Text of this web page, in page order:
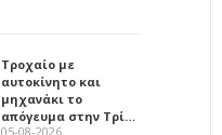
Τροχαίο με
αυτοκίνητο και
μηχανάκι το
απόγευμα στην Τρί…
05-08-2026